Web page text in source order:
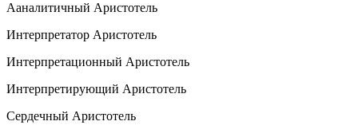
Ааналитичный Аристотель
Интерпретатор Аристотель
Интерпретационный Аристотель
Интерпретирующий Аристотель
Сердечный Аристотель